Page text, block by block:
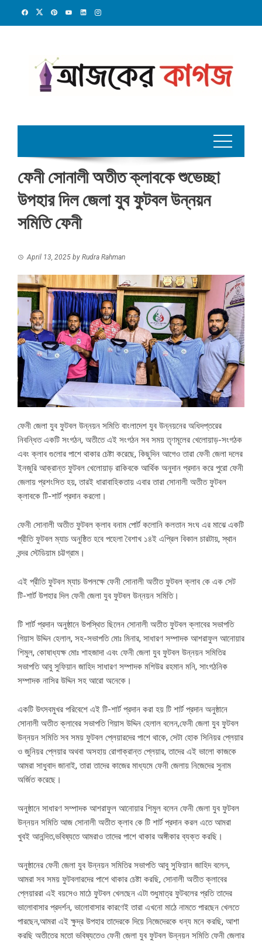
ফেনী সোনালী অতীত ক্লাবকে শুভেচ্ছা
উপহার দিল জেলা যুব ফুটবল উন্নয়ন
সমিতি ফেনী
April 13, 2025 by Rudra Rahman
ফেনী জেলা যুব ফুটবল উন্নয়ন সমিতি বাংলাদেশ যুব উন্নয়নের অধিদপ্তরের
নিবন্ধিত একটি সংগঠন, অতীতে এই সংগঠন সব সময় তৃণমূলের খেলোয়াড়-সংগঠক
এবং ক্লাব গুলোর পাশে থাকার চেষ্টা করেছে, কিছুদিন আগেও তারা ফেনী জেলা দলের
ইনজুরি আক্রান্ত ফুটবল খেলোয়াড় রাকিবকে আর্থিক অনুদান প্রদান করে পুরো ফেনী
জেলায় প্রশংসিত হয়, তারই ধারাবাহিকতায়‌ এবার তারা সোনালী অতীত ফুটবল
ক্লাবকে টি-শার্ট প্রদান করলো।
ফেনী সোনালী অতীত ফুটবল ক্লাব বনাম পোর্ট কলোনি কলতান সংঘ এর মাঝে একটি
প্রীতি ফুটবল ম্যাচ অনুষ্ঠিত হবে পহেলা বৈশাখ ১৪ই এপ্রিল বিকাল চারটায়, স্থান
বন্দর স্টেডিয়াম চট্টগ্রাম।
এই প্রীতি ফুটবল ম্যাচ উপলক্ষে ফেনী সোনালী অতীত ফুটবল ক্লাব কে এক সেট
টি-শার্ট উপহার দিল ফেনী জেলা যুব ফুটবল উন্নয়ন সমিতি।
টি শার্ট প্রদান অনুষ্ঠানে উপস্থিত ছিলেন সোনালী অতীত ফুটবল ক্লাবের সভাপতি
গিয়াস উদ্দিন হেলাল, সহ-সভাপতি মোঃ মিনার, সাধারণ সম্পাদক আশরাফুল আনোয়ার
শিমুল, কোষাধ্যক্ষ মোঃ শাহজাদা এবং ফেনী জেলা যুব ফুটবল উন্নয়ন সমিতির
সভাপতি আবু সুফিয়ান জাহিদ সাধারণ সম্পাদক মশিউর রহমান মনি, সাংগঠনিক
সম্পাদক নাসির উদ্দিন সহ আরো অনেকে।
একটি উৎসবমুখর পরিবেশে এই টি-শার্ট প্রদান করা হয় টি শার্ট প্রদান অনুষ্ঠানে
সোনালী অতীত ক্লাবের সভাপতি গিয়াস উদ্দিন হেলাল বলেন,ফেনী জেলা যুব ফুটবল
উন্নয়ন সমিতি সব সময় ফুটবল প্লেয়ারদের পাশে থাকে, সেটা হোক সিনিয়র প্লেয়ার
ও জুনিয়র প্লেয়ার অথবা অসহায় রোগাক্রান্ত প্লেয়ার, তাদের এই ভালো কাজকে
আমরা সাধুবাদ জানাই, তারা তাদের কাজের মাধ্যমে ফেনী জেলায় নিজেদের সুনাম
অর্জিত করেছে।
অনুষ্ঠানে সাধারণ সম্পাদক আশরাফুল আনোয়ার শিমুল বলেন ফেনী জেলা যুব ফুটবল
উন্নয়ন সমিতি আজ সোনালী অতীত ক্লাব কে টি শার্ট প্রদান করল এতে আমরা
খুবই আনন্দিত,ভবিষ্যতে আমরাও তাদের পাশে থাকার অঙ্গীকার ব্যক্ত করছি।
অনুষ্ঠানের ফেনী জেলা যুব উন্নয়ন সমিতির সভাপতি আবু সুফিয়ান জাহিদ বলেন,
আমরা সব সময় ফুটবলারদের পাশে থাকার চেষ্টা করছি, সোনালী অতীত ক্লাবের
প্লেয়াররা এই বয়সেও মাঠে ফুটবল খেলছেন এটা শুধুমাত্র ফুটবলের প্রতি তাদের
ভালোবাসার প্রদর্শন, ভালোবাসার কারণেই তারা এখনো মাঠে নামতে পারছেন খেলতে
পারছেন,আমরা এই ক্ষুদ্র উপহার তাদেরকে দিয়ে নিজেদেরকে ধন্য মনে করছি, আশা
করছি অতীতের মতো ভবিষ্যতেও ফেনী জেলা যুব ফুটবল উন্নয়ন সমিতি ফেনী জেলার